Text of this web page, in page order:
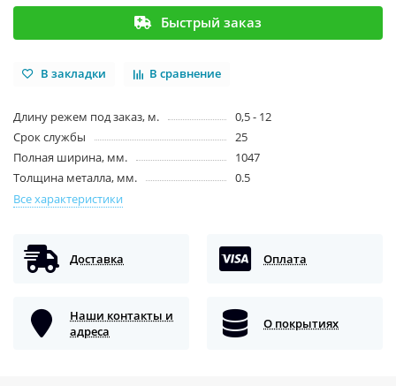
Быстрый заказ
В закладки В сравнение
Длину режем под заказ, м.
0,5 - 12
Срок службы
25
Полная ширина, мм.
1047
Толщина металла, мм.
0.5
Все характеристики
Доставка Оплата
Наши контакты и
адреса
О покрытиях